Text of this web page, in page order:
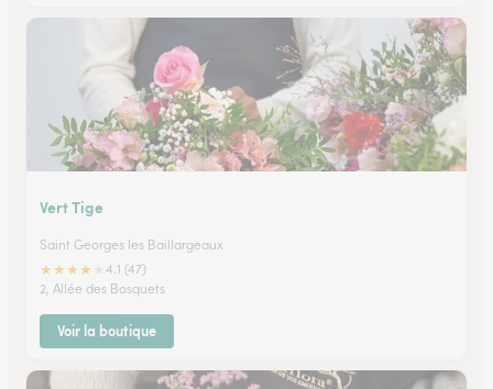
Vert Tige
Saint Georges les Baillargeaux
★★★★
4.1 (47)
2, Allée des Bosquets
Voir la boutique